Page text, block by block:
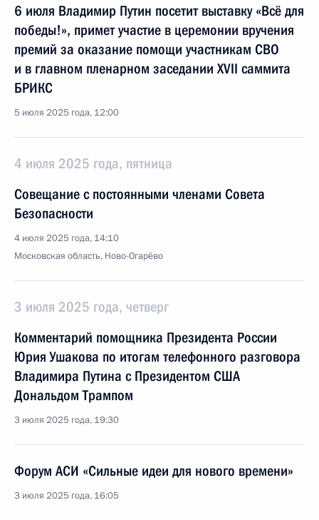
6 июля Владимир Путин посетит выставку «Всё для
победы!», примет участие в церемонии вручения
премий за оказание помощи участникам СВО
и в главном пленарном заседании XVII саммита
БРИКС
5 июля 2025 года, 12:00
4 июля 2025 года, пятница
Совещание с постоянными членами Совета
Безопасности
4 июля 2025 года, 14:10
Московская область, Ново-Огарёво
3 июля 2025 года, четверг
Комментарий помощника Президента России
Юрия Ушакова по итогам телефонного разговора
Владимира Путина с Президентом США
Дональдом Трампом
3 июля 2025 года, 19:30
Форум АСИ «Сильные идеи для нового времени»
3 июля 2025 года, 16:05